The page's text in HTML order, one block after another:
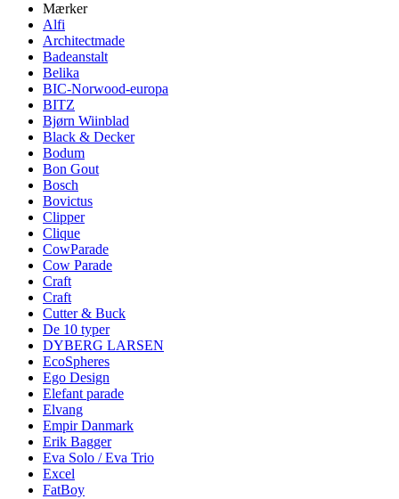
Mærker
Alfi
Architectmade
Badeanstalt
Belika
BIC-Norwood-europa
BITZ
Bjørn Wiinblad
Black & Decker
Bodum
Bon Gout
Bosch
Bovictus
Clipper
Clique
CowParade
Cow Parade
Craft
Craft
Cutter & Buck
De 10 typer
DYBERG LARSEN
EcoSpheres
Ego Design
Elefant parade
Elvang
Empir Danmark
Erik Bagger
Eva Solo / Eva Trio
Excel
FatBoy